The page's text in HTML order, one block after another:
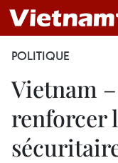
POLITIQUE
Vietnam
renforcer